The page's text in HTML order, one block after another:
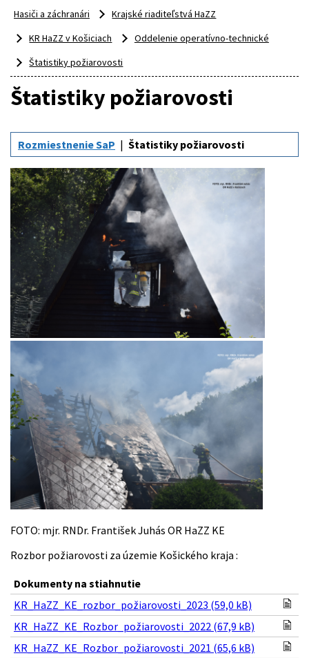
Hasiči a záchranári
Krajské riaditeľstvá HaZZ
KR HaZZ v Košiciach
Oddelenie operatívno-technické
Štatistiky požiarovosti
Štatistiky požiarovosti
Rozmiestnenie SaP Štatistiky požiarovosti
FOTO: mjr. RNDr. František Juhás OR HaZZ KE
Rozbor požiarovosti za územie Košického kraja :
Dokumenty na stiahnutie
KR_HaZZ_KE_rozbor_požiarovosti_2023 (59,0 kB)
KR_HaZZ_KE_Rozbor_požiarovosti_2022 (67,9 kB)
KR_HaZZ_KE_Rozbor_požiarovosti_2021 (65,6 kB)